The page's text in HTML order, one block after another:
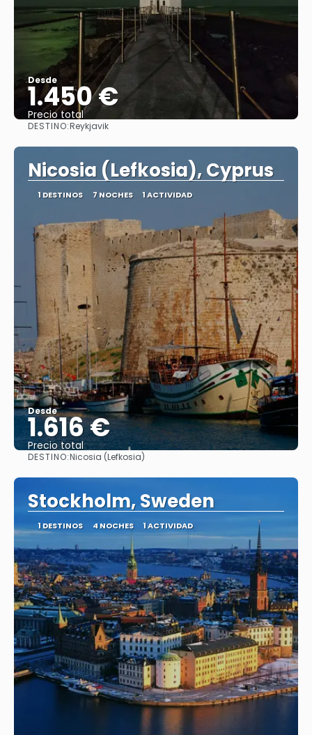
Desde
1.450 €
Precio total
DESTINO:Reykjavik
Nicosia (Lefkosia), Cyprus
1 DESTINOS 7 NOCHES 1 ACTIVIDAD
Desde
1.616 €
Precio total
DESTINO:Nicosia (Lefkosia)
Stockholm, Sweden
1 DESTINOS 4 NOCHES 1 ACTIVIDAD